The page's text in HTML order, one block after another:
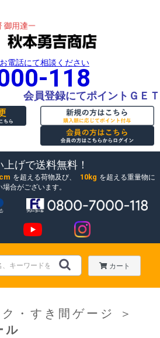
電話にて相談ください
118
会員登録にてポイントＧＥＴ
げで送料無料！
を超える荷物及び、 10kg を超える重量物に
合がございます。
カート
・すき間ゲージ
＞
ル